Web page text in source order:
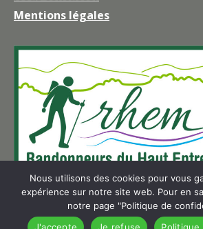
fenêtre
Mentions légales
Nous utilisons des cookies pour vous
expérience sur notre site web. Pour en
notre page "Politique de
J'accepte
Je refuse